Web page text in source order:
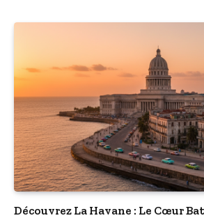
Découvrez La Havane : Le Cœur